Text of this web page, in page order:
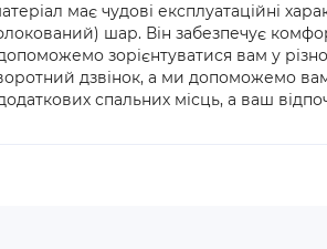
має чудові експлуатаційні
шар. Він забезпечує
зорієнтуватися вам у
дзвінок, а ми допоможемо
спальних місць, а ваш